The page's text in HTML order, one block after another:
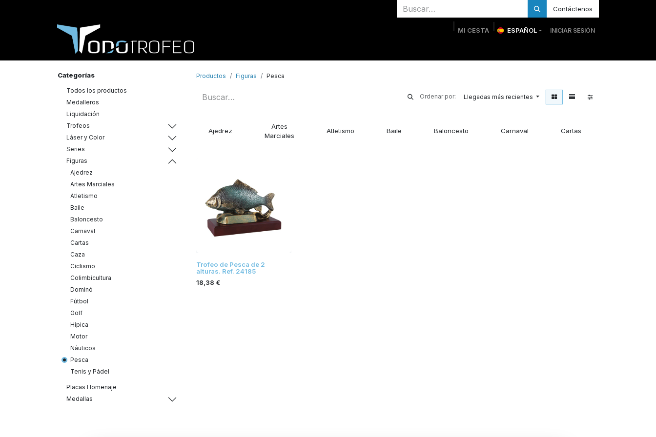
Contáctenos
MI CESTA ESPAÑOL INICIAR SESIÓN
Categorías
Todos los productos
Medalleros
Liquidación
Trofeos
Láser y Color
Series
Figuras
Ajedrez
Artes Marciales
Atletismo
Baile
Baloncesto
Carnaval
Cartas
Caza
Ciclismo
Colimbicultura
Dominó
Fútbol
Golf
Hípica
Motor
Náuticos
Pesca
Tenis y Pádel
Placas Homenaje
Medallas
Productos Figuras Pesca
Ordenar por: Llegadas más recientes
Ajedrez
Artes
Marciales
Atletismo Baile Baloncesto Carnaval Cartas
Trofeo de Pesca de 2
alturas. Ref. 24185
18,38 €